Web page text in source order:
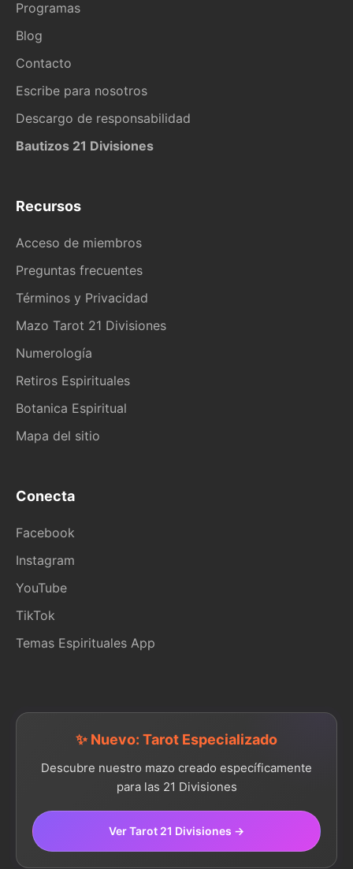
Programas
Blog
Contacto
Escribe para nosotros
Descargo de responsabilidad
Bautizos 21 Divisiones
Recursos
Acceso de miembros
Preguntas frecuentes
Términos y Privacidad
Mazo Tarot 21 Divisiones
Numerología
Retiros Espirituales
Botanica Espiritual
Mapa del sitio
Conecta
Facebook
Instagram
YouTube
TikTok
Temas Espirituales App
✨ Nuevo: Tarot Especializado
Descubre nuestro mazo creado específicamente
para las 21 Divisiones
Ver Tarot 21 Divisiones →